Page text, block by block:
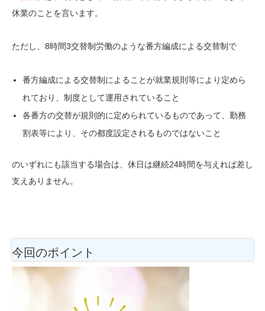
休業のことを言います。
ただし、8時間3交替制労働のような番方編成による交替制で
番方編成による交替制によることが就業規則等により定めら
れており、制度として運用されていること
各番方の交替が規則的に定められているものであって、勤務
割表等により、その都度設定されるものではないこと
のいずれにも該当する場合は、休日は継続24時間を与えれば差し
支えありません。
今回のポイント